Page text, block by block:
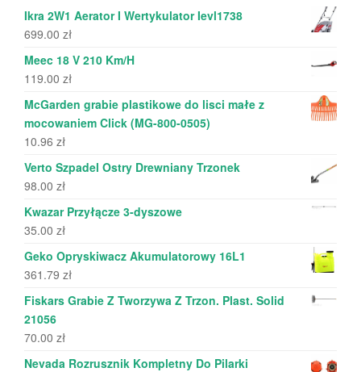
Ikra 2W1 Aerator I Wertykulator Ievl1738
699.00 zł
Meec 18 V 210 Km/H
119.00 zł
McGarden grabie plastikowe do lisci małe z
mocowaniem Click (MG-800-0505)
10.96 zł
Verto Szpadel Ostry Drewniany Trzonek
98.00 zł
Kwazar Przyłącze 3-dyszowe
35.00 zł
Geko Opryskiwacz Akumulatorowy 16L1
361.79 zł
Fiskars Grabie Z Tworzywa Z Trzon. Plast. Solid
21056
70.00 zł
Nevada Rozrusznik Kompletny Do Pilarki